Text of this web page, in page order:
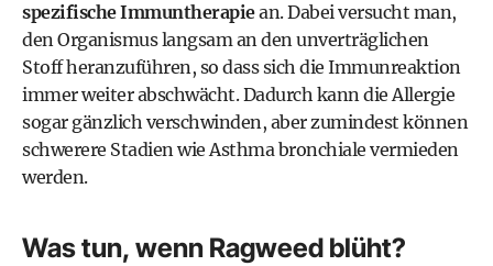
spezifische Immuntherapiean. Dabei versucht man,
den Organismus langsam an den unverträglichen
Stoff heranzuführen, so dass sich die Immunreaktion
immer weiter abschwächt. Dadurch kann die Allergie
sogar gänzlich verschwinden, aber zumindest können
schwerere Stadien wie Asthma bronchiale vermieden
werden.
Was tun, wenn Ragweed blüht?